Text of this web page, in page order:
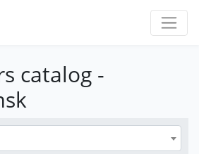
catalog -